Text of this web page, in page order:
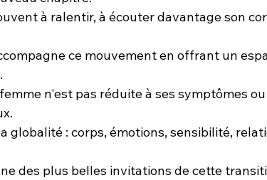
à ralentir, à écouter davantage son
ce mouvement en offrant un
n'est pas réduite à ses symptômes ou
globalité : corps, émotions, sensibilité,
des plus belles invitations de cette